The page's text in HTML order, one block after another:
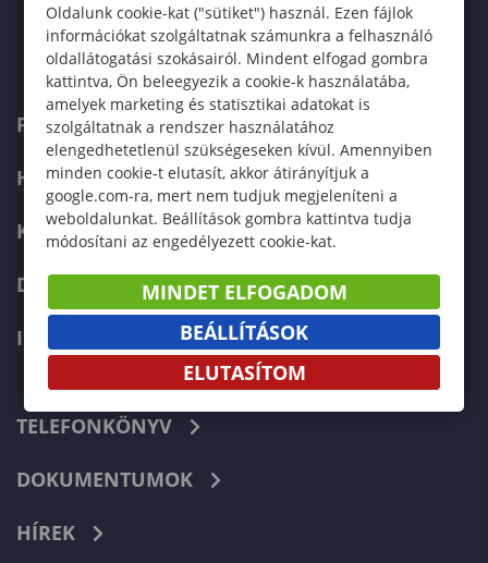
FELVÉTELIZŐKNEK
HALLGATÓKNAK
KÉPZÉSEK
DOKTORI ISKOLA
INTERNATIONAL
TELEFONKÖNYV
DOKUMENTUMOK
HÍREK
Oldalunk cookie-kat ("sütiket") használ. Ezen fájlok
információkat szolgáltatnak számunkra a felhasználó
oldallátogatási szokásairól. Mindent elfogad gombra
kattintva, Ön beleegyezik a cookie-k használatába,
amelyek marketing és statisztikai adatokat is
szolgáltatnak a rendszer használatához
elengedhetetlenül szükségeseken kívül. Amennyiben
minden cookie-t elutasít, akkor átirányítjuk a
google.com-ra, mert nem tudjuk megjeleníteni a
weboldalunkat. Beállítások gombra kattintva tudja
módosítani az engedélyezett cookie-kat.
MINDET ELFOGADOM
BEÁLLÍTÁSOK
ELUTASÍTOM